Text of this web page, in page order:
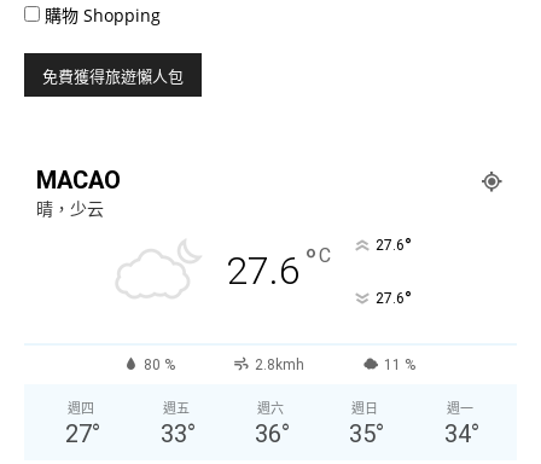
購物 Shopping
MACAO
晴，少云
27.6 °C 27.6°
27.6°
80 % 2.8kmh 11 %
週四
27°
週五
33°
週六
36°
週日
35°
週一
34°